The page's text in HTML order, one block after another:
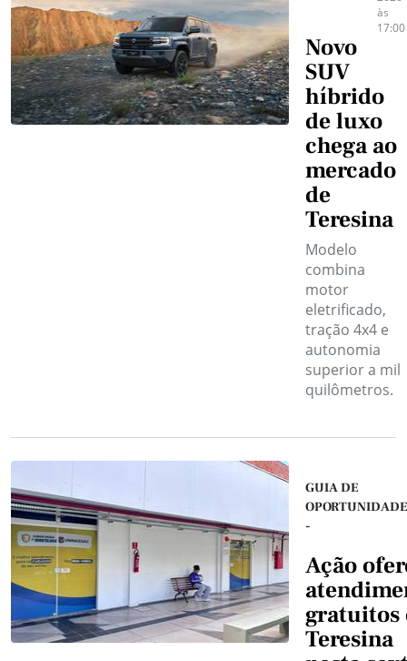
às
17:00
Novo
SUV
híbrido
de luxo
chega ao
mercado
de
Teresina
Modelo
combina
motor
eletrificado,
tração 4x4 e
autonomia
superior a mil
quilômetros.
GUIA DE
-
Ação
gratuitos
Teresina